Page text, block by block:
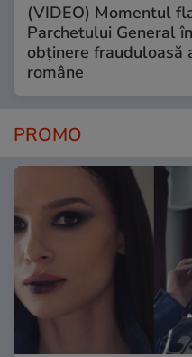
(VIDEO) Momentul
Parchetului General
obținere frauduloasă
române
PROMO